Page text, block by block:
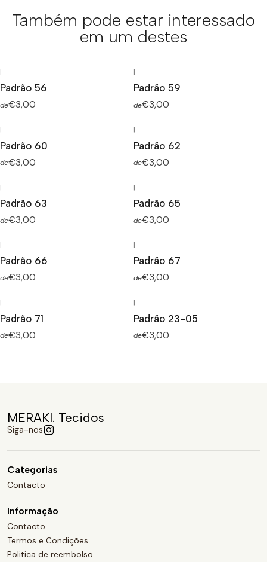
Também pode estar interessado
em um destes
|
Padrão 56
de€3,00
|
Padrão 59
de€3,00
|
Padrão 60
de€3,00
|
Padrão 62
de€3,00
|
Padrão 63
de€3,00
|
Padrão 65
de€3,00
|
Padrão 66
de€3,00
|
Padrão 67
de€3,00
|
Padrão 71
de€3,00
|
Padrão 23-05
de€3,00
MERAKI. Tecidos
Siga-nos
Categorias
Contacto
Informação
Contacto
Termos e Condições
Politica de reembolso